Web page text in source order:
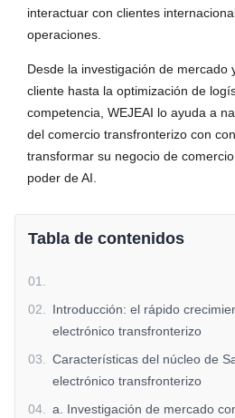
interactuar con clientes
operaciones.
Desde la investigación de mercado
cliente hasta la optimización de
competencia, WEJEAI lo ayuda a
del comercio transfronterizo con
transformar su negocio de
poder de AI.
Tabla de contenidos
01
02
Introducción: el rápido
electrónico transfronterizo
03
Características del núcleo de
electrónico transfronterizo
04
a. Investigación de mercado